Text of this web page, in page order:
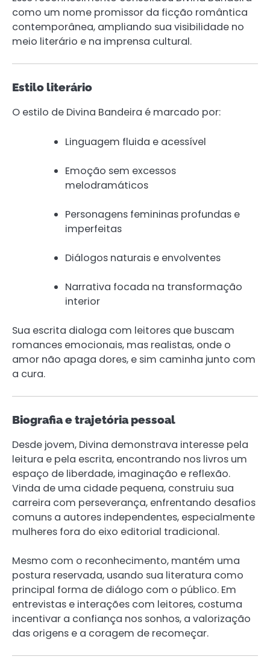
como um nome promissor da ficção romântica
contemporânea, ampliando sua visibilidade no
meio literário e na imprensa cultural.
Estilo literário
O estilo de Divina Bandeira é marcado por:
Linguagem fluida e acessível
Emoção sem excessos
melodramáticos
Personagens femininas profundas e
imperfeitas
Diálogos naturais e envolventes
Narrativa focada na transformação
interior
Sua escrita dialoga com leitores que buscam
romances emocionais, mas realistas, onde o
amor não apaga dores, e sim caminha junto com
a cura.
Biografia e trajetória pessoal
Desde jovem, Divina demonstrava interesse pela
leitura e pela escrita, encontrando nos livros um
espaço de liberdade, imaginação e reflexão.
Vinda de uma cidade pequena, construiu sua
carreira com perseverança, enfrentando desafios
comuns a autores independentes, especialmente
mulheres fora do eixo editorial tradicional.
Mesmo com o reconhecimento, mantém uma
postura reservada, usando sua literatura como
principal forma de diálogo com o público. Em
entrevistas e interações com leitores, costuma
incentivar a confiança nos sonhos, a valorização
das origens e a coragem de recomeçar.